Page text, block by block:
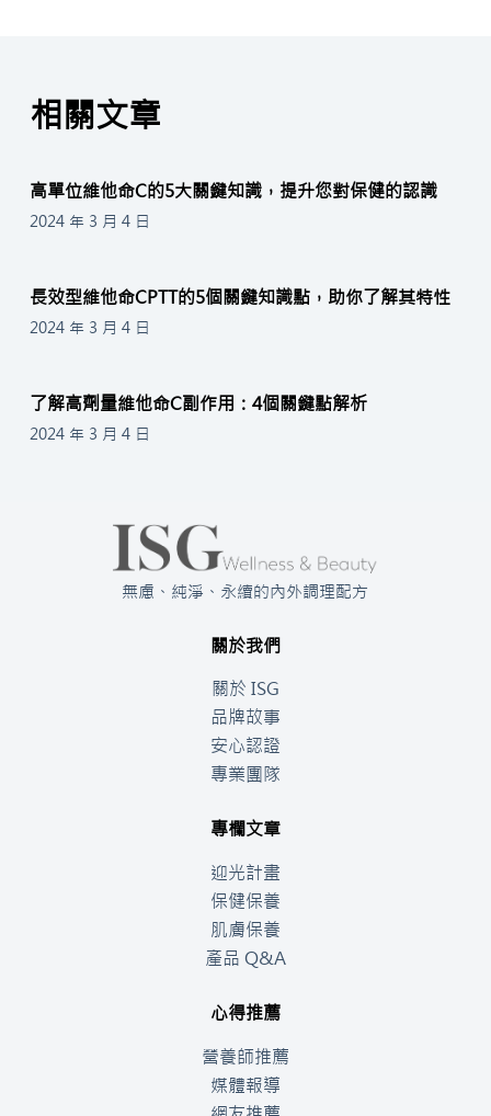
相關文章
高單位維他命C的5大關鍵知識，提升您對保健的認識
2024 年 3 月 4 日
長效型維他命CPTT的5個關鍵知識點，助你了解其特性
2024 年 3 月 4 日
了解高劑量維他命C副作用：4個關鍵點解析
2024 年 3 月 4 日
無慮、純淨、永續的內外調理配方
關於我們
關於 ISG
品牌故事
安心認證
專業團隊
專欄文章
迎光計畫
保健保養
肌膚保養
產品 Q&A
心得推薦
營養師推薦
媒體報導